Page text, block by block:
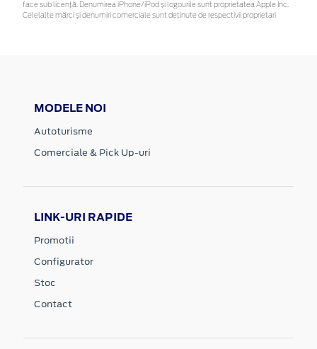
face sub licență. Denumirea iPhone/iPod și logourile sunt proprietatea Apple Inc.
Celelalte mărci și denumiri comerciale sunt deținute de respectivii proprietari
MODELE NOI
Autoturisme
Comerciale & Pick Up-uri
LINK-URI RAPIDE
Promotii
Configurator
Stoc
Contact